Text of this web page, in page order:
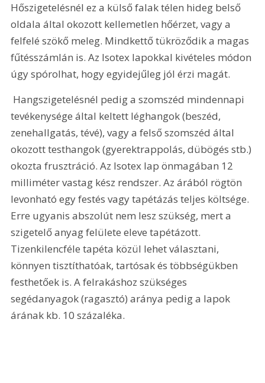
Hőszigetelésnél ez a külső falak télen hideg belső
oldala által okozott kellemetlen hőérzet, vagy a
felfelé szökő meleg. Mindkettő tükröződik a magas
fűtésszámlán is. Az Isotex lapokkal kivételes módon
úgy spórolhat, hogy egyidejűleg jól érzi magát.
tevékenysége által keltett léghangok (beszéd,
zenehallgatás, tévé), vagy a felső szomszéd által
okozott testhangok (gyerektrappolás, dübögés stb.)
okozta frusztráció. Az Isotex lap önmagában 12
milliméter vastag kész rendszer. Az árából rögtön
levonható egy festés vagy tapétázás teljes költsége.
Erre ugyanis abszolút nem lesz szükség, mert a
szigetelő anyag felülete eleve tapétázott.
Tizenkilencféle tapéta közül lehet választani,
könnyen tisztíthatóak, tartósak és többségükben
festhetőek is. A felrakáshoz szükséges
segédanyagok (ragasztó) aránya pedig a lapok
árának kb. 10 százaléka.